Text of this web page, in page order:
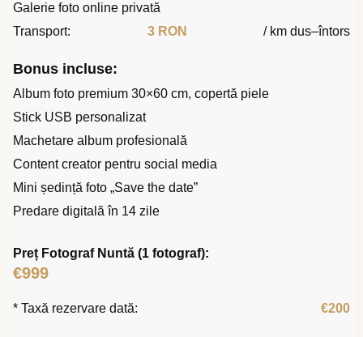
Galerie foto online privată
Transport:
3 RON / km dus–întors
Bonus incluse:
Album foto premium 30×60 cm, copertă piele
Stick USB personalizat
Machetare album profesională
Content creator pentru social media
Mini ședință foto „Save the date”
Predare digitală în 14 zile
Preț Fotograf Nuntă (1 fotograf):
€999
* Taxă rezervare dată: €200